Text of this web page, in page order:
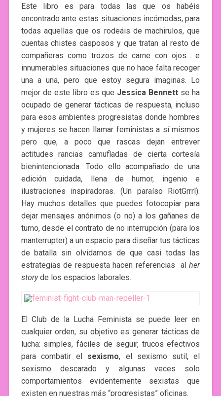
Este libro es para todas las que os habéis
encontrado ante estas situaciones incómodas, para
todas aquellas que os rodeáis de machirulos, que
cuentas chistes casposos y que tratan al resto de
compañeras como trozos de carne con ojos… e
innumerables situaciones que no hace falta recoger
una a una, pero que estoy segura imaginas. Lo
mejor de este libro es que Jessica Bennett se ha
ocupado de generar tácticas de respuesta, incluso
para esos ambientes progresistas donde hombres
y mujeres se hacen llamar feministas a sí mismos
pero que, a poco que rascas dejan entrever
actitudes rancias camufladas de cierta cortesía
bienintencionada. Todo ello acompañado de una
edición cuidada, llena de humor, ingenio e
ilustraciones inspiradoras. (Un paraíso RiotGrrrl).
Hay muchos detalles que puedes fotocopiar para
dejar mensajes anónimos (o no) a los gañanes de
turno, desde el contrato de no interrupción (para los
manterrupter) a un espacio para diseñar tus tácticas
de batalla sin olvidarnos de que casi todas las
estrategias de respuesta hacen referencias alher
storyde los espacios laborales.
El Club de la Lucha Feminista se puede leer en
cualquier orden, su objetivo es generar tácticas de
lucha: simples, fáciles de seguir, trucos efectivos
para combatir el sexismo, el sexismo sutil, el
sexismo descarado y algunas veces solo
comportamientos evidentemente sexistas que
existen en nuestras más “progresistas” oficinas.